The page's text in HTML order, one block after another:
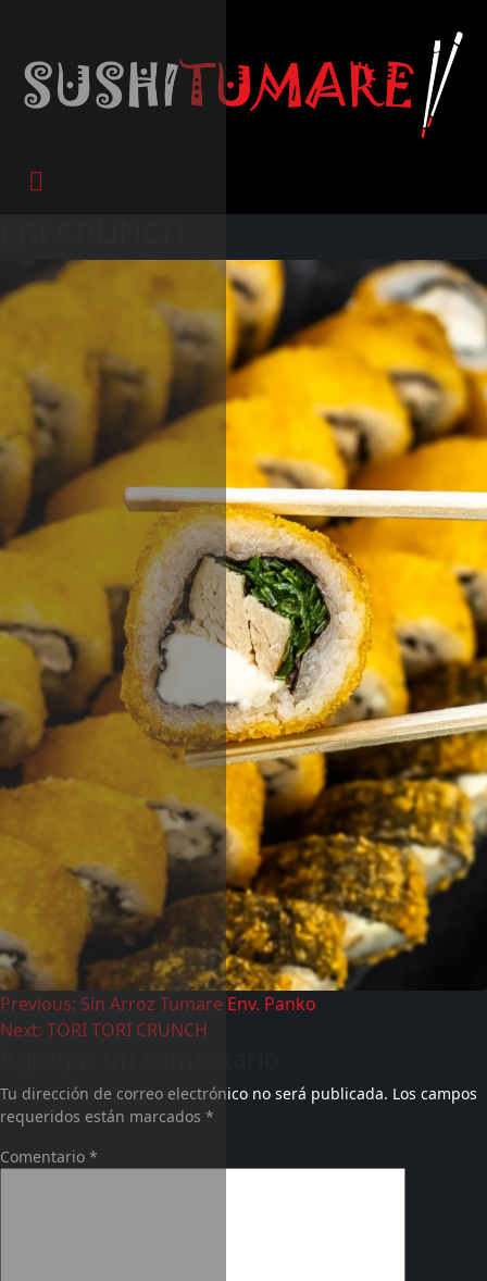
Previous: Sin Arroz Tumare Env. Panko
Next: TORI TORI CRUNCH
Tu dirección de correo electrónico no será publicada. Los campos
requeridos están marcados *
Comentario *